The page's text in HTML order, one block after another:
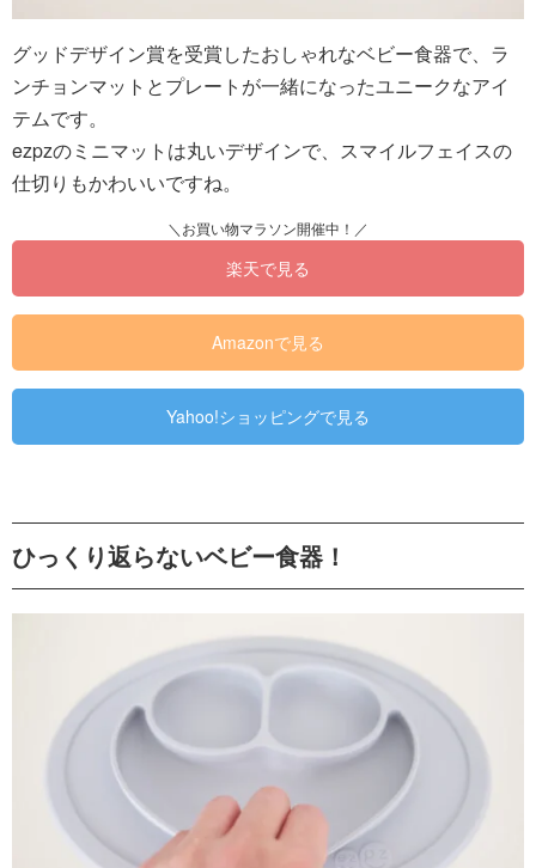
グッドデザイン賞を受賞したおしゃれなベビー食器で、ラ
ンチョンマットとプレートが一緒になったユニークなアイ
テムです。
ezpzのミニマットは丸いデザインで、スマイルフェイスの
仕切りもかわいいですね。
楽天で見る
Amazonで見る
Yahoo!ショッピングで見る
ひっくり返らないベビー食器！